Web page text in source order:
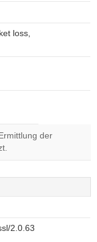
loss,
der
2.0.63